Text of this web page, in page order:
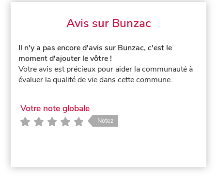
Avis sur Bunzac
Il n'y a pas encore d'avis sur Bunzac, c'est le
moment d'ajouter le vôtre !
Votre avis est précieux pour aider la communauté à
évaluer la qualité de vie dans cette commune.
Votre note globale
Notez